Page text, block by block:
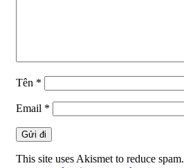
Tên *
Email *
This site uses Akismet to reduce spam.